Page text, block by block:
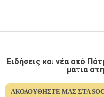
Ειδήσεις και νέα από
ματια
ΑΚΟΛΟΥΘΉΣΤΕ ΜΑΣ ΣΤΑ